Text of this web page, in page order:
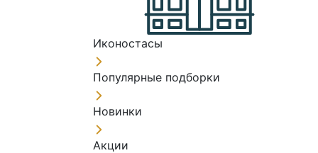
Иконостасы
Популярные подборки
Новинки
Акции